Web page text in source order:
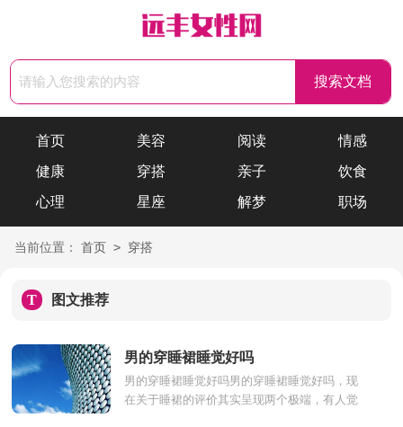
首页 美容 阅读
情感
健康
穿搭 亲子
饮食
心理
星座 解梦 职场
当前位置： 首页 > 穿搭
T 图文推荐
男的穿睡裙睡觉好吗
男的穿睡裙睡觉好吗男的穿睡裙睡觉好吗，现
在关于睡裙的评价其实呈现两个极端，有人觉